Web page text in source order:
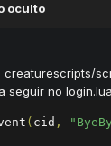
oculto
seguir no
( cid ,